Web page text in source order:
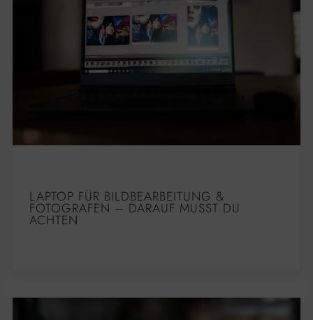
LAPTOP FÜR BILDBEARBEITUNG &
FOTOGRAFEN – DARAUF MUSST DU
ACHTEN